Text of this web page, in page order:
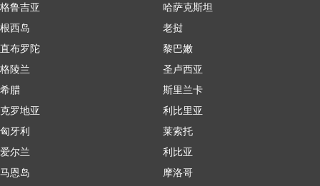
格鲁吉亚
根西岛
直布罗陀
格陵兰
希腊
克罗地亚
匈牙利
爱尔兰
马恩岛
哈萨克斯坦
老挝
黎巴嫩
圣卢西亚
斯里兰卡
利比里亚
莱索托
利比亚
摩洛哥